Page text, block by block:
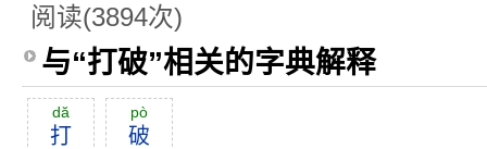
阅读(3894次)
与“打破”相关的字典解释
dă
打
pò
破